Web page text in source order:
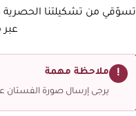
تسوّقي من تشكيلتنا
! ملاحظة مهمة
يرجى إرسال صورة الفستان